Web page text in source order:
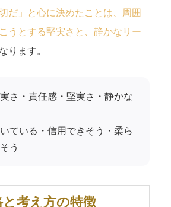
だ」と心に決めたことは、周囲
うとする堅実さと、静かなリー
ります。
さ・責任感・堅実さ・静かな
ている・信用できそう・柔ら
う
と考え方の特徴